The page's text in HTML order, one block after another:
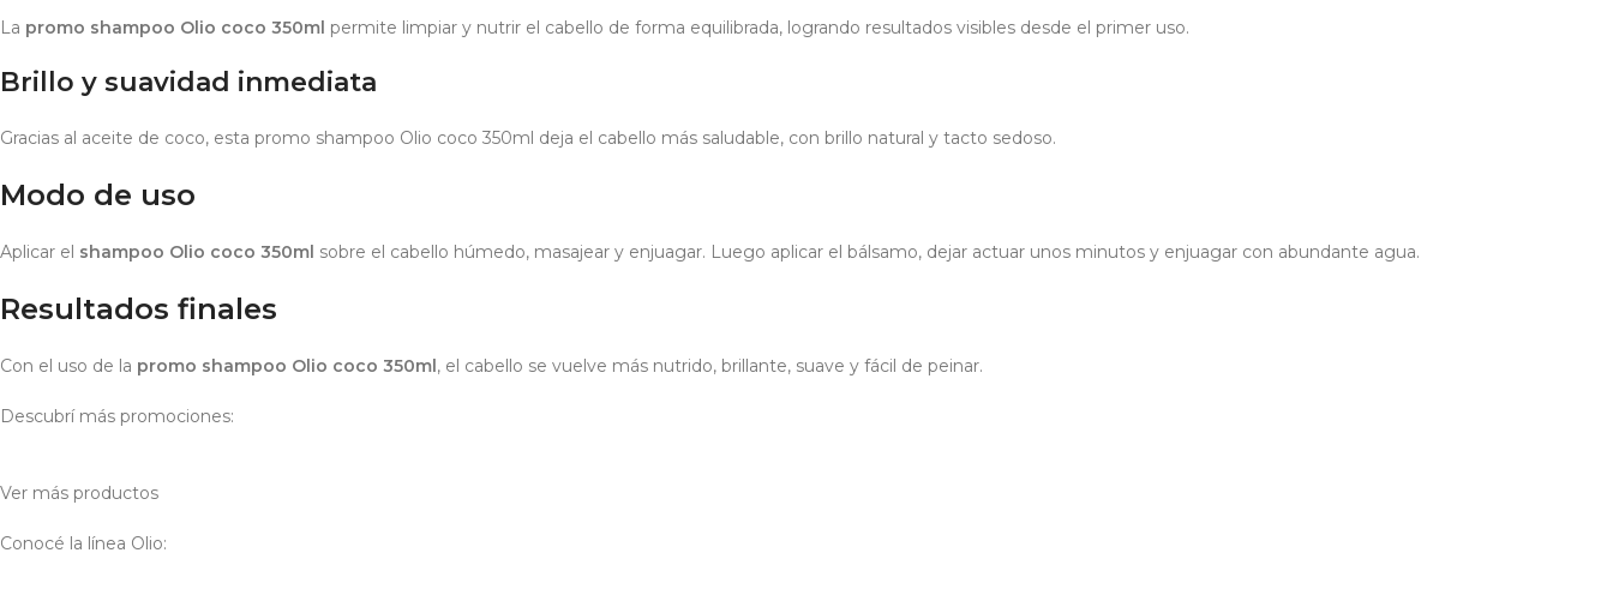
La promo shampoo Olio coco 350ml permite limpiar y nutrir el cabello de forma equilibrada, logrando resultados visibles desde el primer uso.
Brillo y suavidad inmediata
Gracias al aceite de coco, esta promo shampoo Olio coco 350ml deja el cabello más saludable, con brillo natural y tacto sedoso.
Modo de uso
Aplicar el shampoo Olio coco 350ml sobre el cabello húmedo, masajear y enjuagar. Luego aplicar el bálsamo, dejar actuar unos minutos y enjuagar con abundante agua.
Resultados finales
Con el uso de la promo shampoo Olio coco 350ml, el cabello se vuelve más nutrido, brillante, suave y fácil de peinar.
Descubrí más promociones:
Ver más productos
Conocé la línea Olio: